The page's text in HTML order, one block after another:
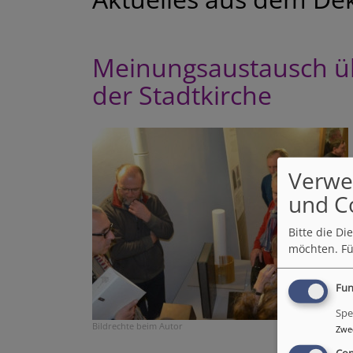
Meinungsaustausch
der Stadtkirche
Bildrechte beim Autor
und
Bitte die
möchten.